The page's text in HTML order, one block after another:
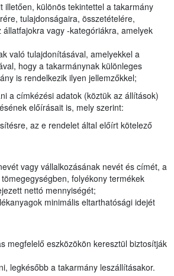
különös tekintettel a takarmány
tulajdonságaira, összetételére,
vagy -kategóriákra, amelyek
való tulajdonításával, amelyekkel a
hogy a takarmánynak különleges
is rendelkezik ilyen jellemzőkkel;
a címkézési adatok (köztük az állítások)
előírásait is, mely szerint:
az e rendelet által előírt kötelező
vagy vállalkozásának nevét és címét, a
folyékony termékek
nettó mennyiségét;
minimális eltarthatósági idejét
megfelelő eszközökön keresztül biztosítják
legkésőbb a takarmány leszállításakor.